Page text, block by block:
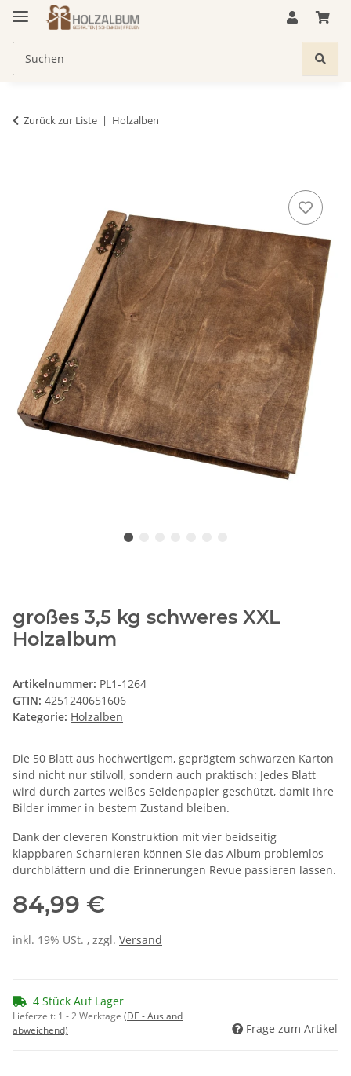
Zurück zur Liste Holzalben
großes 3,5 kg schweres XXL
Holzalbum
Artikelnummer: PL1-1264
GTIN: 4251240651606
Kategorie: Holzalben
Die 50 Blatt aus hochwertigem, geprägtem schwarzen Karton
sind nicht nur stilvoll, sondern auch praktisch: Jedes Blatt
wird durch zartes weißes Seidenpapier geschützt, damit Ihre
Bilder immer in bestem Zustand bleiben.
Dank der cleveren Konstruktion mit vier beidseitig
klappbaren Scharnieren können Sie das Album problemlos
durchblättern und die Erinnerungen Revue passieren lassen.
84,99 €
inkl. 19% USt. , zzgl. Versand
4 Stück Auf Lager
Lieferzeit: 1 - 2 Werktage (DE - Ausland
abweichend)
Frage zum Artikel